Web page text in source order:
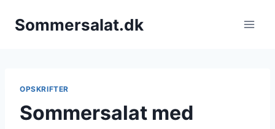
Sommersalat.dk
OPSKRIFTER
Sommersalat med